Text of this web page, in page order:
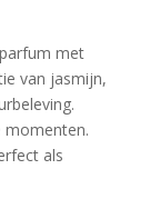
met
van jasmijn,
momenten.
als